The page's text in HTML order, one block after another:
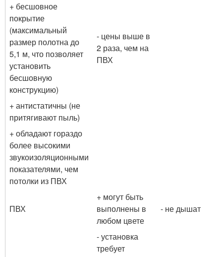
+ бесшовное
покрытие
(максимальный
размер полотна до
5,1 м, что позволяет
установить
бесшовную
конструкцию)
- цены выше в
2 раза, чем на
ПВХ
+ антистатичны (не
притягивают пыль)
+ обладают гораздо
более высокими
звукоизоляционными
показателями, чем
потолки из ПВХ
ПВХ
+ могут быть
выполнены в
любом цвете
- не дышат
- установка
требует